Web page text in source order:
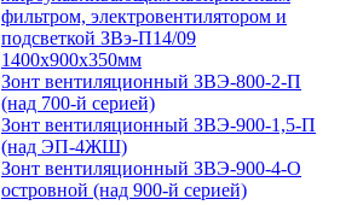
фильтром, электровентилятором и
подсветкой ЗВэ-П14/09
1400х900х350мм
Зонт вентиляционный ЗВЭ-800-2-П
(над 700-й серией)
Зонт вентиляционный ЗВЭ-900-1,5-П
(над ЭП-4ЖШ)
Зонт вентиляционный ЗВЭ-900-4-О
островной (над 900-й серией)